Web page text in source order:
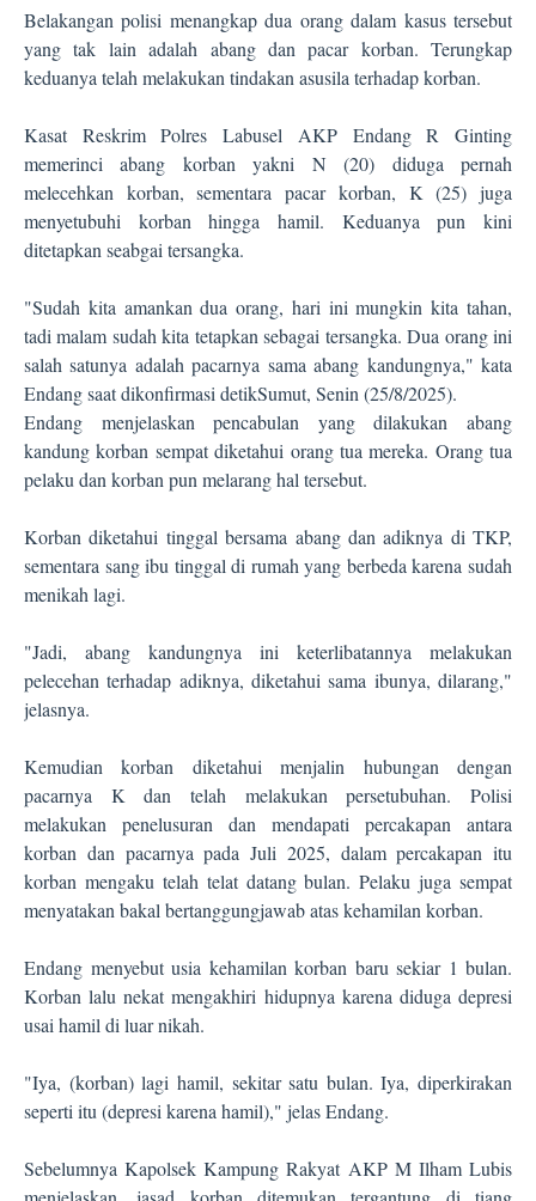
Belakangan polisi menangkap dua orang dalam kasus tersebut
yang tak lain adalah abang dan pacar korban. Terungkap
keduanya telah melakukan tindakan asusila terhadap korban.
Kasat Reskrim Polres Labusel AKP Endang R Ginting
memerinci abang korban yakni N (20) diduga pernah
melecehkan korban, sementara pacar korban, K (25) juga
menyetubuhi korban hingga hamil. Keduanya pun kini
ditetapkan seabgai tersangka.
"Sudah kita amankan dua orang, hari ini mungkin kita tahan,
tadi malam sudah kita tetapkan sebagai tersangka. Dua orang ini
salah satunya adalah pacarnya sama abang kandungnya," kata
Endang saat dikonfirmasi detikSumut, Senin (25/8/2025).
Endang menjelaskan pencabulan yang dilakukan abang
kandung korban sempat diketahui orang tua mereka. Orang tua
pelaku dan korban pun melarang hal tersebut.
Korban diketahui tinggal bersama abang dan adiknya di TKP,
sementara sang ibu tinggal di rumah yang berbeda karena sudah
menikah lagi.
"Jadi, abang kandungnya ini keterlibatannya melakukan
pelecehan terhadap adiknya, diketahui sama ibunya, dilarang,"
jelasnya.
Kemudian korban diketahui menjalin hubungan dengan
pacarnya K dan telah melakukan persetubuhan. Polisi
melakukan penelusuran dan mendapati percakapan antara
korban dan pacarnya pada Juli 2025, dalam percakapan itu
korban mengaku telah telat datang bulan. Pelaku juga sempat
menyatakan bakal bertanggungjawab atas kehamilan korban.
Endang menyebut usia kehamilan korban baru sekiar 1 bulan.
Korban lalu nekat mengakhiri hidupnya karena diduga depresi
usai hamil di luar nikah.
"Iya, (korban) lagi hamil, sekitar satu bulan. Iya, diperkirakan
seperti itu (depresi karena hamil)," jelas Endang.
Sebelumnya Kapolsek Kampung Rakyat AKP M Ilham Lubis